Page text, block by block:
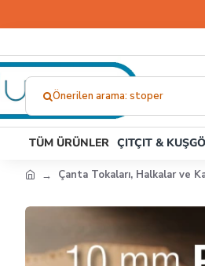
Aramıştınız?...
Önerilen arama: kuşgözü
TÜM ÜRÜNLER ÇITÇIT &
Çanta Tokaları, Halkalar ve